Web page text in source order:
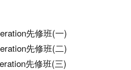
先修班(一)
先修班(二)
先修班(三)